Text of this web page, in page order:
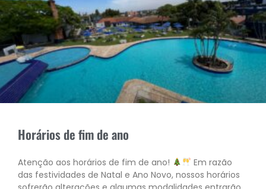
Horários de fim de ano
Atenção aos horários de fim de ano!
Em razão
das festividades de Natal e Ano Novo, nossos horários